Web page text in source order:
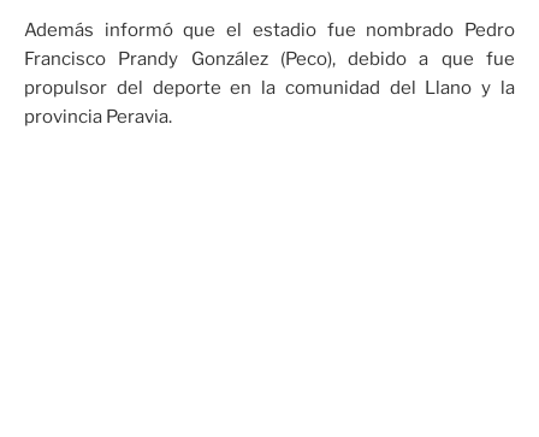
Además informó que el estadio fue nombrado Pedro
Francisco Prandy González (Peco), debido a que fue
propulsor del deporte en la comunidad del Llano y la
provincia Peravia.